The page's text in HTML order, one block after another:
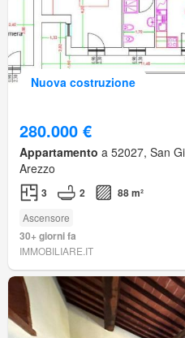
Nuova costruzione
280.000 €
Appartamento a 52027, San
Arezzo
3 2 88 m²
Ascensore
30+ giorni fa
IMMOBILIARE.IT